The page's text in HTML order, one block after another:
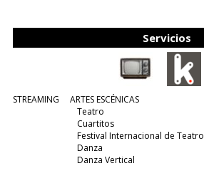
Servicios
STREAMING
ARTES ESCÉNICAS
Teatro
Cuartitos
Festival Internacional de Teatro
Danza
Danza Vertical